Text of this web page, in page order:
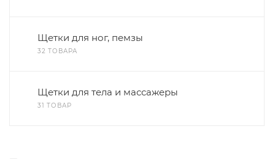
Щетки для ног, пемзы
32 ТОВАРА
Щетки для тела и массажеры
31 ТОВАР